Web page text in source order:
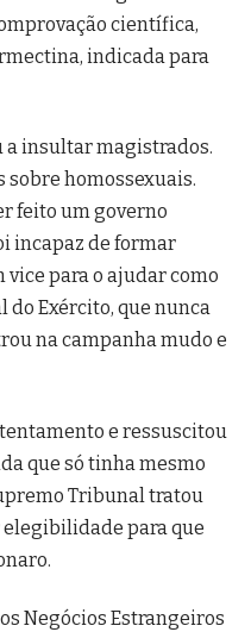
científica,
indicada para
a insultar magistrados.
sobre homossexuais.
feito um governo
incapaz de formar
para o ajudar como
do Exército, que nunca
na campanha mudo e
e ressuscitou
que só tinha mesmo
Tribunal tratou
elegibilidade para que
Negócios Estrangeiros